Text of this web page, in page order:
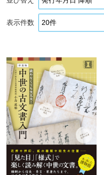
表示件数